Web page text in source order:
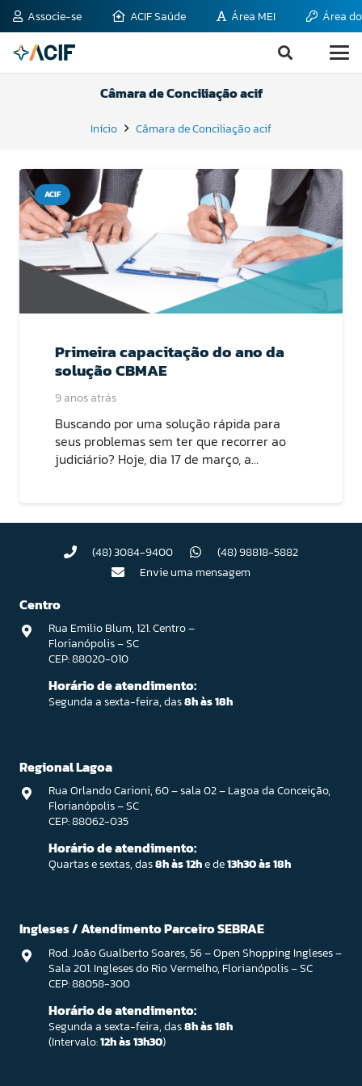
Associe-se ACIF Saúde Área MEI Área
Câmara de Conciliação acif
Início Câmara de Conciliação acif
ACIF
Primeira capacitação do ano da
solução CBMAE
9 anos atrás
Buscando por uma solução rápida para
seus problemas sem ter que recorrer ao
judiciário? Hoje, dia 17 de março, a…
(48) 3084-9400
(48) 98818-5882
Envie uma mensagem
Centro
Rua Emilio Blum, 121. Centro –
Florianópolis – SC
CEP: 88020-010
Horário de atendimento:
Segunda a sexta-feira, das8h às 18h
Regional Lagoa
Rua Orlando Carioni, 60 – sala 02 – Lagoa da Conceição,
Florianópolis – SC
CEP: 88062-035
Horário de atendimento:
Quartas e sextas, das8h às 12he de13h30 às 18h
Ingleses / Atendimento Parceiro SEBRAE
Rod. João Gualberto Soares, 56 – Open Shopping Ingleses –
Sala 201. Ingleses do Rio Vermelho, Florianópolis – SC
CEP: 88058-300
Horário de atendimento:
Segunda a sexta-feira, das8h às 18h
(Intervalo:12h às 13h30)